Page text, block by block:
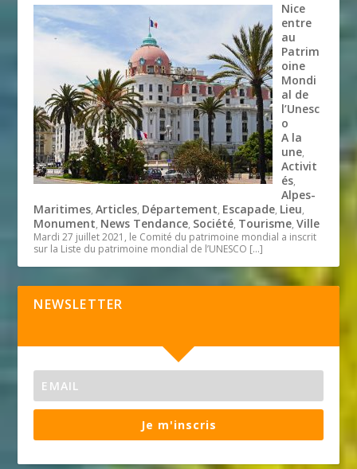
Nice
entre
au
Patrim
oine
Mondi
al de
l’Unesc
o
A la
une,
Activit
és,
Alpes-
Maritimes,Articles, Département, Escapade, Lieu,
Monument, News Tendance, Société, Tourisme,Ville
Mardi 27 juillet 2021, le Comité du patrimoine mondial a inscrit
sur la Liste du patrimoine mondial de l’UNESCO […]
NEWSLETTER
Je m'inscris